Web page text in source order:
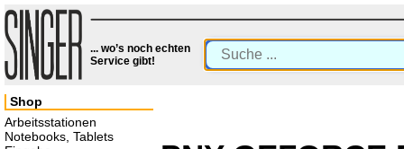
... wo’s noch echten
Service gibt!
Shop
Arbeitsstationen
Notebooks, Tablets